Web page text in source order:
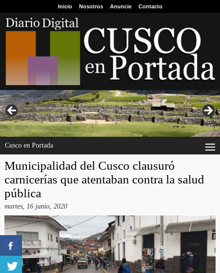
Inicio Nosotros Anuncie Contacto
Cusco en Portada
Municipalidad del Cusco clausuró
carnicerías que atentaban contra la salud
pública
martes, 16 junio, 2020